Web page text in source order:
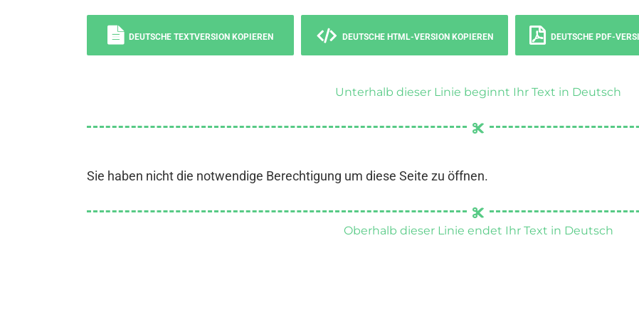
DEUTSCHE TEXTVERSION KOPIEREN DEUTSCHE HTML-VERSION KOPIEREN DEUTSCHE PDF-
Unterhalb dieser Linie beginnt Ihr Text in Deutsch
Sie haben nicht die notwendige Berechtigung um diese Seite zu öffnen.
Oberhalb dieser Linie endet Ihr Text in Deutsch